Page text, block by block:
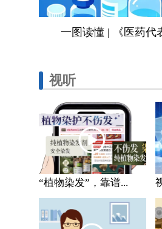
一图读懂 | 《医药代
视听
“植物染发”，靠谱...